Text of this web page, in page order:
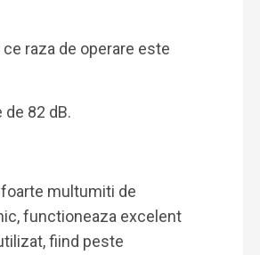
raza de operare este
82 dB.
multumiti de
functioneaza excelent
fiind peste